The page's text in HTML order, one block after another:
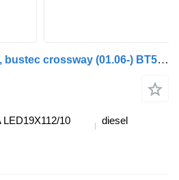
Moniteur Bustec iveco, bustec crossway (01.06-) BT519.11210.7W4D0A.BA pour Irisbus Arway, Crossway, Crealis, Magelys, Proway, Daily Tourys (2006-)
LED19X112/10
diesel